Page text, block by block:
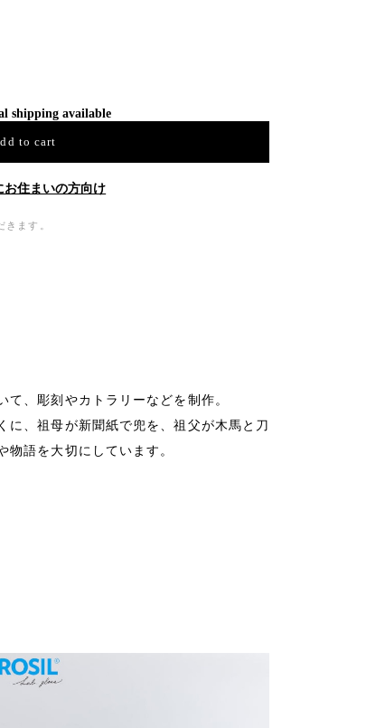
shipping available
to cart
お住まいの方向け
ます。
、彫刻やカトラリーなどを制作。
に、祖母が新聞紙で兜を、祖父が木馬と刀
物語を大切にしています。